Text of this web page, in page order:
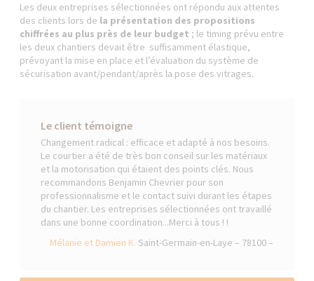
Les deux entreprises sélectionnées ont répondu aux attentes
des clients lors de la présentation des propositions
chiffrées au plus près de leur budget ; le timing prévu entre
les deux chantiers devait être suffisamment élastique,
prévoyant la mise en place et l’évaluation du système de
sécurisation avant/pendant/après la pose des vitrages.
Le client témoigne
Changement radical : efficace et adapté à nos besoins.
Le courtier a été de très bon conseil sur les matériaux
et la motorisation qui étaient des points clés. Nous
recommandons Benjamin Chevrier pour son
professionnalisme et le contact suivi durant les étapes
du chantier. Les entreprises sélectionnées ont travaillé
dans une bonne coordination...Merci à tous ! !
Mélanie et Damien K. Saint-Germain-en-Laye – 78100 –